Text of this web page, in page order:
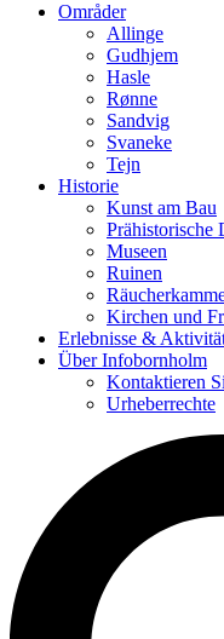
Områder
Allinge
Gudhjem
Hasle
Rønne
Sandvig
Svaneke
Tejn
Historie
Kunst am Bau
Prähistorische
Museen
Ruinen
Kirchen und
Erlebnisse &
Über Infobornholm
Kontaktieren
Urheberrechte